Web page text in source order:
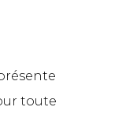
toute